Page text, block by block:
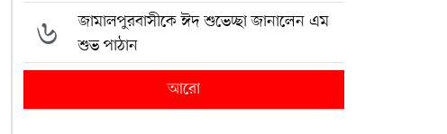
৬
জামালপুরবাসীকে ঈদ শুভেচ্ছা জানালেন এম
শুভ পাঠান
আরো